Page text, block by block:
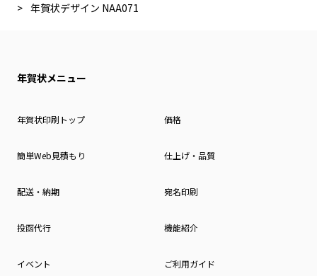
年賀状デザイン NAA071
年賀状メニュー
年賀状印刷トップ 価格
簡単Web見積もり 仕上げ・品質
配送・納期 宛名印刷
投函代行 機能紹介
イベント ご利用ガイド